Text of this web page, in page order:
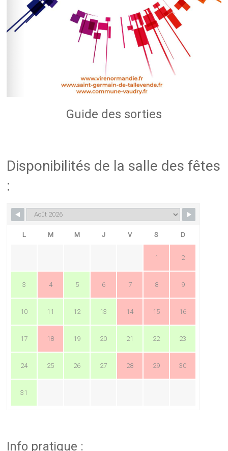
Guide des sorties
Disponibilités de la salle des fêtes
:
L M M J V S D
1 2
3 4 5 6 7 8 9
10 11 12 13 14 15 16
17 18 19 20 21 22 23
24 25 26 27 28 29 30
31
Info pratique :